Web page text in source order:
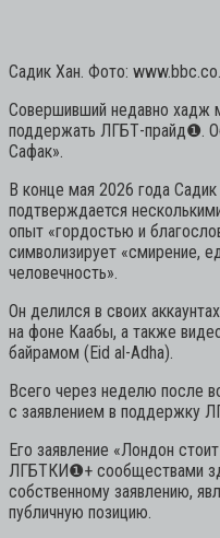
Садик Хан. Фото:
Совершивший недавно хадж
поддержать ЛГБТ-прайд❶.
Сафак».
В конце мая 2026 года
подтверждается
опыт «гордостью и
символизирует «смирение,
человечность».
Он делился в своих
на фоне Каабы, а также
байрамом (Eid al-Adha).
Всего через неделю после
с заявлением в поддержку
Его заявление «Лондон
ЛГБТКИ❶+ сообществами
собственному заявлению,
публичную позицию.